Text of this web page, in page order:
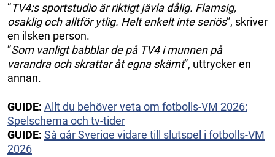
”TV4:s sportstudio är riktigt jävla dålig. Flamsig,
osaklig och alltför ytlig. Helt enkelt inte seriös”, skriver
en ilsken person.
”Som vanligt babblar de på TV4 i munnen på
varandra och skrattar åt egna skämt”, uttrycker en
annan.
GUIDE: Allt du behöver veta om fotbolls-VM 2026:
Spelschema och tv-tider
GUIDE: Så går Sverige vidare till slutspel i fotbolls-VM
2026